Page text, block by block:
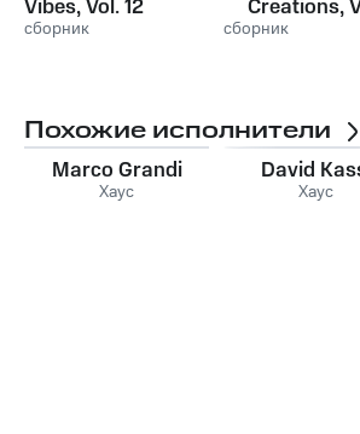
Vibes, Vol. 12
сборник
Creations,
сборник
Похожие исполнители
Marco Grandi
Хаус
David
Хаус